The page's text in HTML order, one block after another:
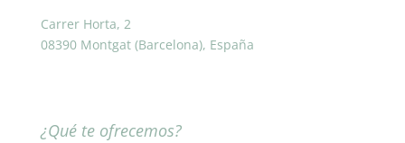
Carrer Horta, 2
08390 Montgat (Barcelona), España
¿Qué te ofrecemos?